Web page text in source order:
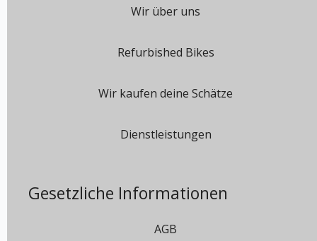
Wir über uns
Refurbished Bikes
Wir kaufen deine Schätze
Dienstleistungen
Gesetzliche Informationen
AGB